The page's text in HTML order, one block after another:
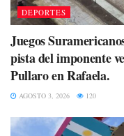
DEPORTES
Juegos
pista del imponente
Pullaro en Rafaela.
AGOSTO 3, 2026 120